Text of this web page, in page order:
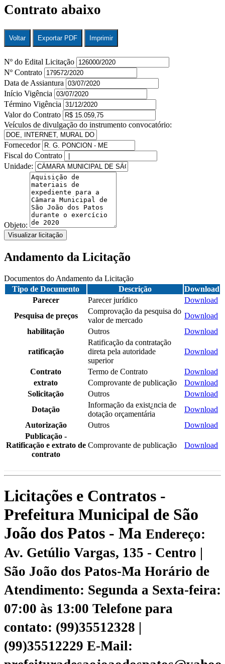
Contrato abaixo
Voltar Exportar PDF Imprimir
Nº do Edital Licitação
Nº Contrato
Data de Assiantura
Início Vigência
Término Vigência
Valor do Contrato
Veículos de divulgação do instrumento convocatório:
Fornecedor
Fiscal do Contrato
Unidade:
Objeto:
Visualizar licitação
Andamento da Licitação
Documentos do Andamento da Licitação
Tipo de Documento
Descrição
Download
Parecer
Parecer jurídico
Download
Pesquisa de preços
Comprovação da pesquisa do
valor de mercado
Download
habilitação
Outros Download
ratificação
Ratificação da contratação
direta pela autoridade
superior
Download
Contrato Termo de Contrato
Download
extrato
Comprovante de publicação
Download
Solicitação
Outros
Download
Dotação
Informação da exist¿ncia de
dotação orçamentária
Download
Autorização
Outros
Download
Publicação -
Ratificação e extrato de
contrato
Comprovante de publicação Download
Licitações e Contratos -
Prefeitura Municipal de São
João dos Patos - Ma Endereço:
Av. Getúlio Vargas, 135 - Centro |
São João dos Patos-Ma Horário de
Atendimento: Segunda a Sexta-feira:
07:00 às 13:00 Telefone para
contato: (99)35512328 |
(99)35512229 E-Mail: